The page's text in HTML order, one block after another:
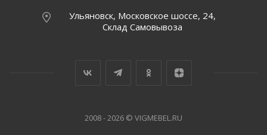
Ульяновск, Московское шоссе, 24,
Склад Cамовывоза
2008 - 2026 © VIGMEBEL.RU